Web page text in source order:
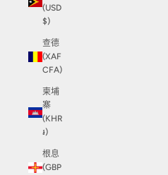
(USD
$)
查德
(XAF
CFA)
柬埔
寨
(KHR
៛)
根息
(GBP